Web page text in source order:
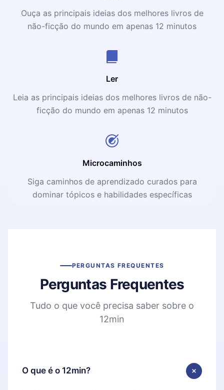
Ouça as principais ideias dos melhores livros de
não-ficção do mundo em apenas 12 minutos
Ler
Leia as principais ideias dos melhores livros de não-
ficção do mundo em apenas 12 minutos
Microcaminhos
Siga caminhos de aprendizado curados para
dominar tópicos e habilidades específicas
PERGUNTAS FREQUENTES
Perguntas Frequentes
Tudo o que você precisa saber sobre o
12min
O que é o 12min?